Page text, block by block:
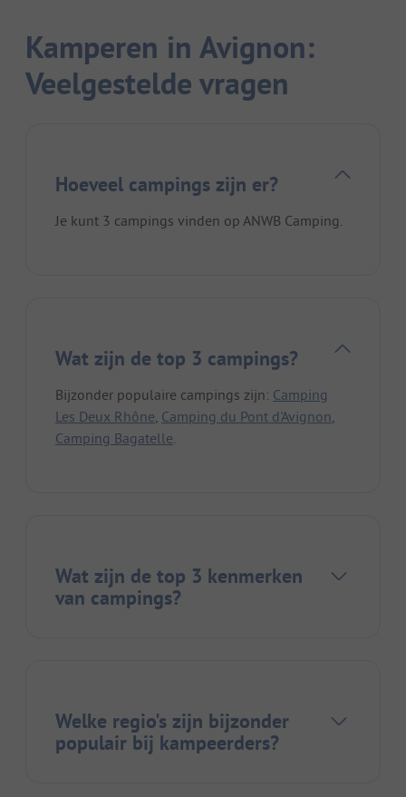
Kamperen in Avignon:
Veelgestelde vragen
Hoeveel campings zijn er?
Je kunt 3 campings vinden op ANWB Camping.
Wat zijn de top 3 campings?
Bijzonder populaire campings zijn: Camping
Les Deux Rhône Camping du Pont d'Avignon
Camping Bagatelle
Wat zijn de top 3 kenmerken
van campings?
Welke regio's zijn bijzonder
populair bij kampeerders?